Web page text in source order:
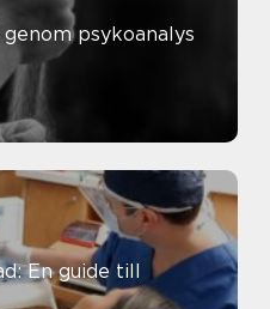
psykoanalys
En guide till